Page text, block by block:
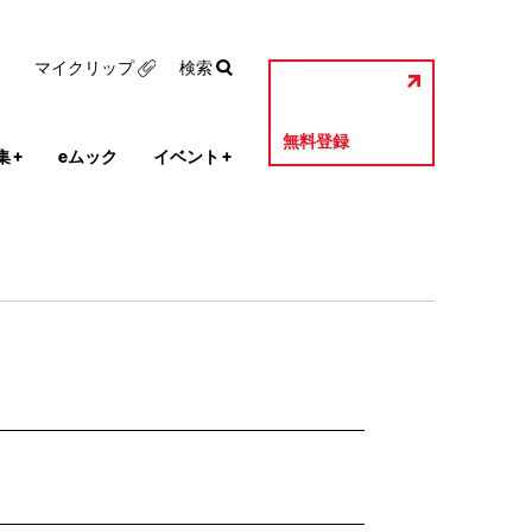
+ eムック イベント +
無料登録
マイクリップ 検索